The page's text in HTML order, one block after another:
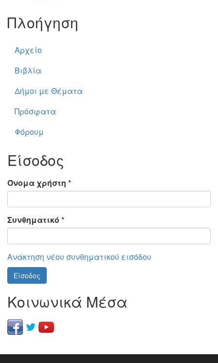
Πλοήγηση
Αρχείο
Βιβλία
Δήμοι με Θέματα
Πρόσφατα
Φόρουμ
Είσοδος
Όνομα χρήστη *
Συνθηματικό *
Ανάκτηση νέου συνθηματικού εισόδου
Είσοδος
Κοινωνικά Μέσα